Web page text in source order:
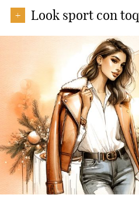
+ Look sport con